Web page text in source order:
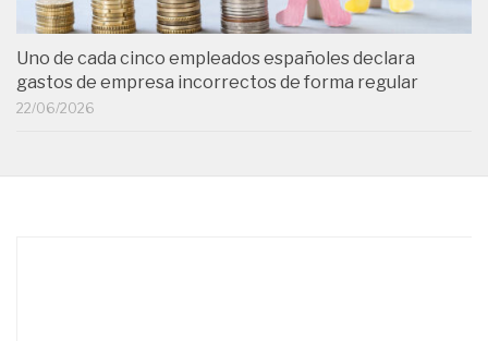
Uno de cada cinco empleados españoles declara
gastos de empresa incorrectos de forma regular
22/06/2026